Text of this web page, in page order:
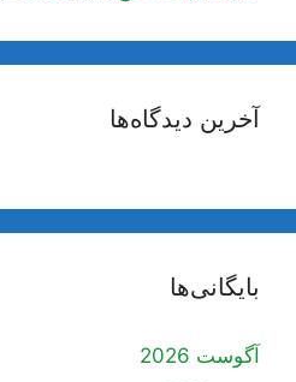
آخرین دیدگاه‌ها
بایگانی‌ها
آگوست 2026